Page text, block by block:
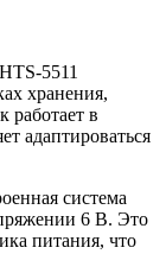
5511
хранения,
работает в
адаптироваться
система
6 В. Это
питания, что